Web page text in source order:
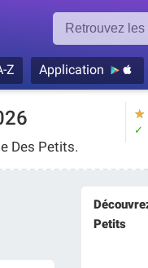
Z Application
Des Petits.
★
Petits